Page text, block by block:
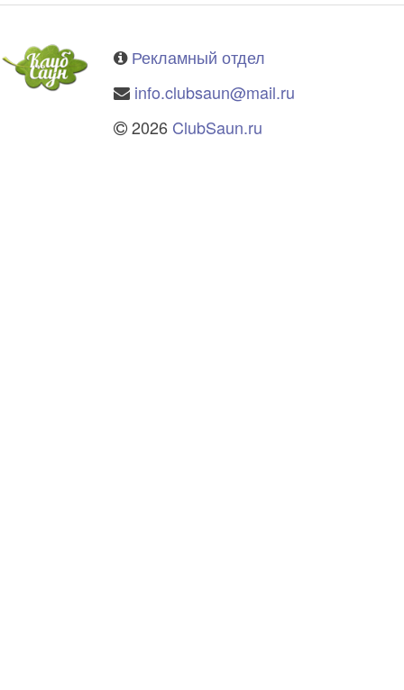
Рекламный отдел
info.clubsaun@mail.ru
2026 ClubSaun.ru